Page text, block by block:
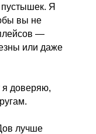
Я
вы не
—
или даже
я доверяю,
лучше